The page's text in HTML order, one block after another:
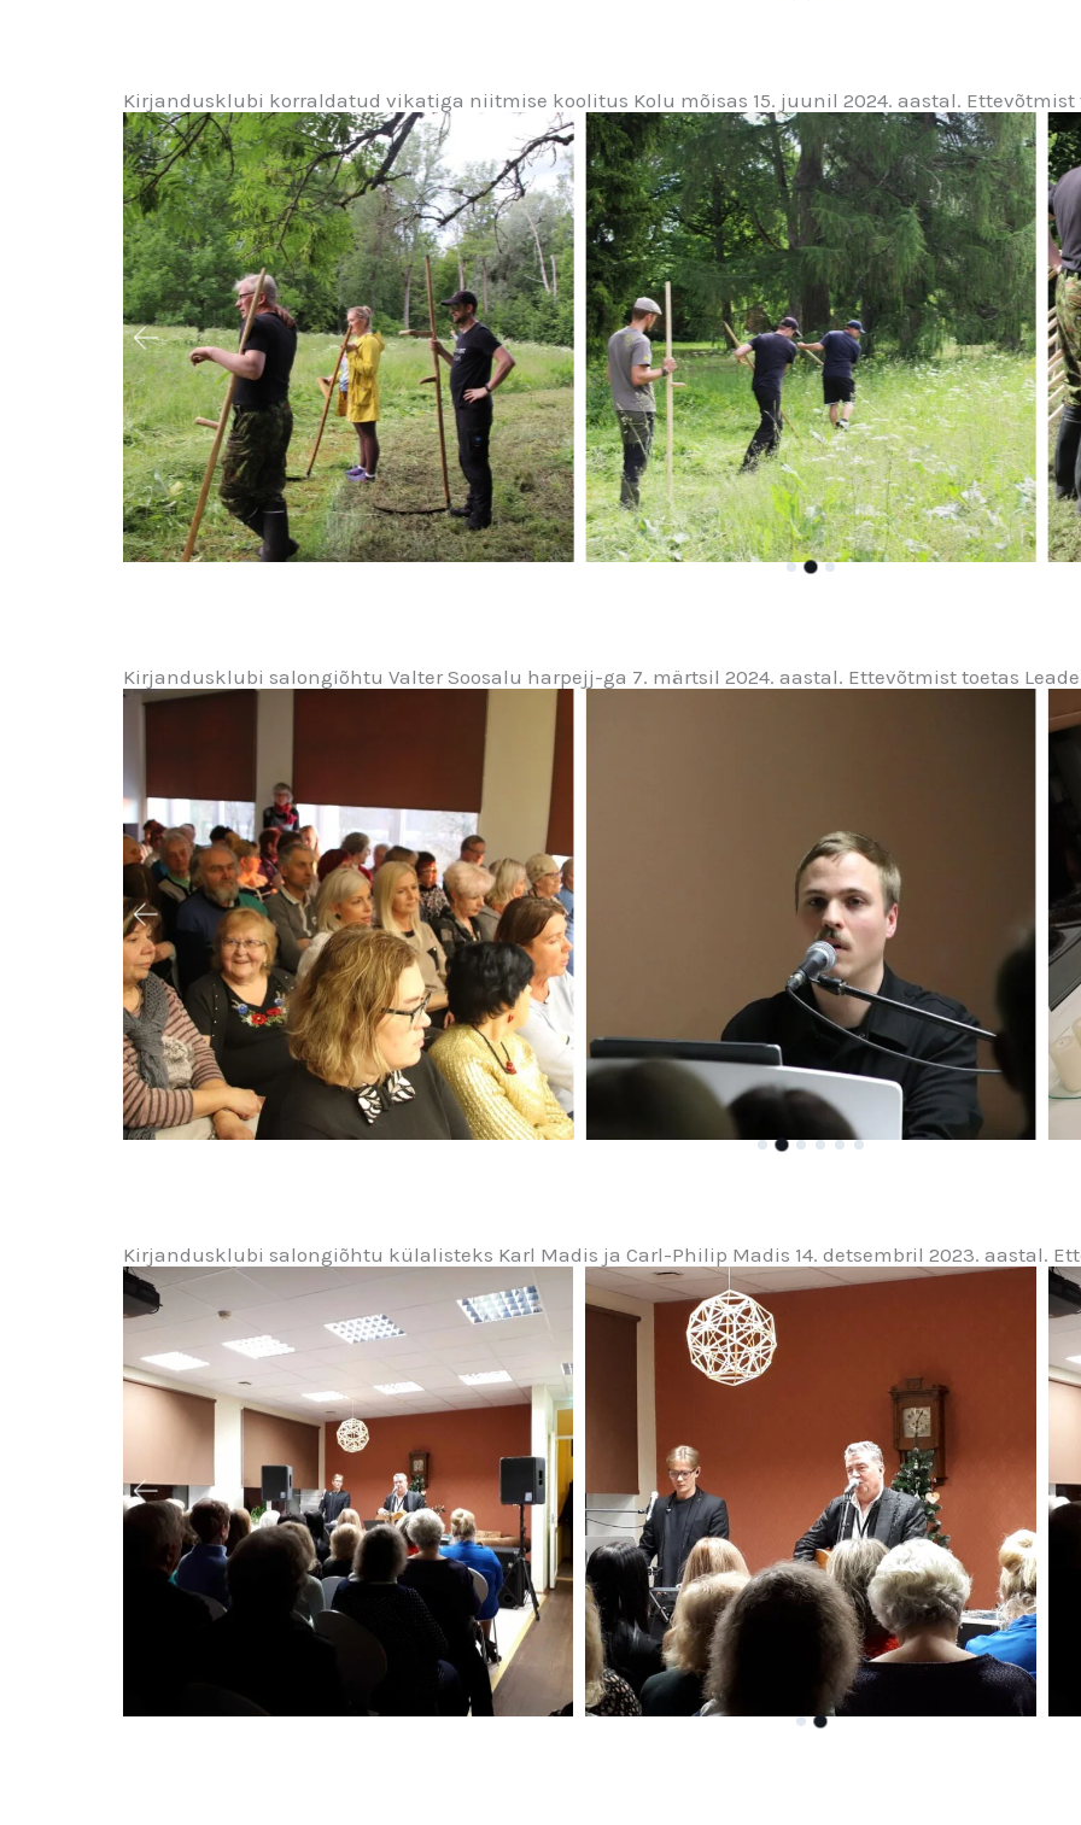
Kirjandusklubi korraldatud vikatiga niitmise koolitus Kolu mõisas 15. juunil 2024. aastal. Ettevõtmist
Kirjandusklubi salongiõhtu Valter Soosalu harpejj-ga 7. märtsil 2024. aastal. Ettevõtmist toetas
Kirjandusklubi salongiõhtu külalisteks Karl Madis ja Carl-Philip Madis 14. detsembril 2023. aastal.